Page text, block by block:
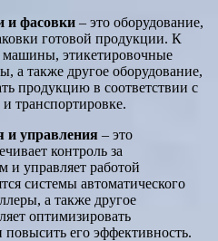
и фасовки – это оборудование,
готовой продукции. К
машины, этикетировочные
также другое оборудование,
продукцию в соответствии с
транспортировке.
и управления – это
контроль за
и управляет работой
системы автоматического
а также другое
оптимизировать
его эффективность.